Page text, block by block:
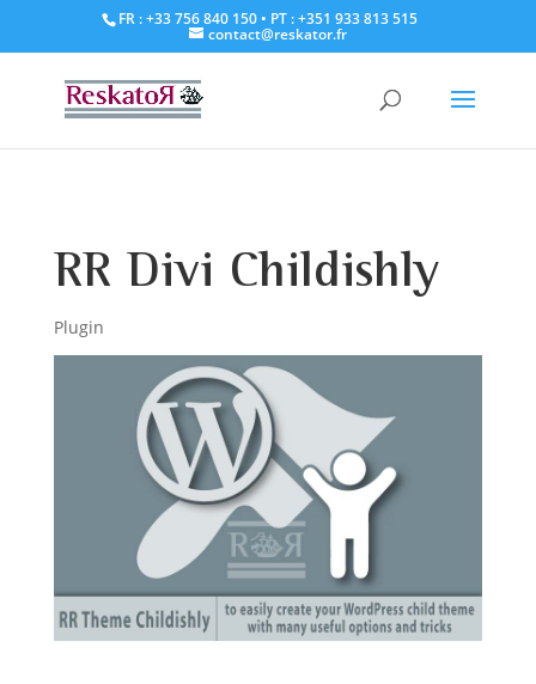
FR : +33 756 840 150• PT : +351 933 813 515
contact@reskator.fr
RR Divi Childishly
Plugin